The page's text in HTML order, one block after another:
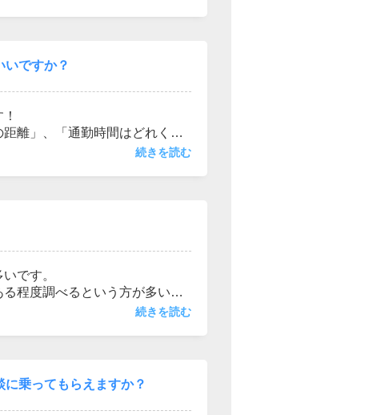
案内をします。
いですか？
離」、「通勤時間はどれくら
新築か中古か」など考える事は
ると思います。
続きを読む
です。
程度調べるという方が多いの
続きを読む
乗ってもらえますか？